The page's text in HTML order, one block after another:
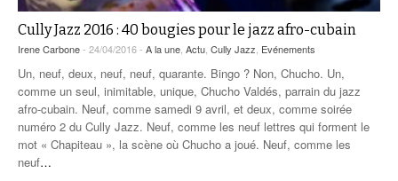
Cully Jazz 2016 : 40 bougies pour le jazz afro-cubain
Irene Carbone- 24/04/2016 - A la une, Actu, Cully Jazz, Evénements
Un, neuf, deux, neuf, neuf, quarante. Bingo ? Non, Chucho. Un,
comme un seul, inimitable, unique, Chucho Valdés, parrain du jazz
afro-cubain. Neuf, comme samedi 9 avril, et deux, comme soirée
numéro 2 du Cully Jazz. Neuf, comme les neuf lettres qui forment le
mot « Chapiteau », la scène où Chucho a joué. Neuf, comme les
neuf…